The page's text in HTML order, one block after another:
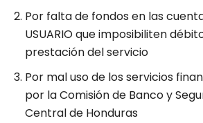
Por falta de fondos en las
USUARIO que imposibiliten
prestación del servicio
Por mal uso de los servicios
por la Comisión de Banco y
Central de Honduras